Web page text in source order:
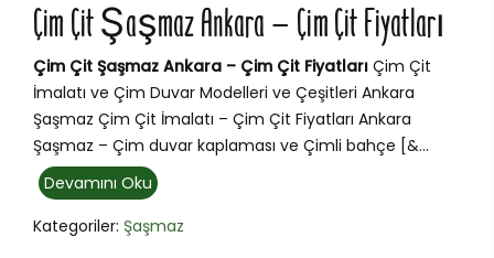
Çim Çit Şaşmaz Ankara – Çim Çit Fiyatları
Çim Çit Şaşmaz Ankara – Çim Çit Fiyatları Çim Çit
İmalatı ve Çim Duvar Modelleri ve Çeşitleri Ankara
Şaşmaz Çim Çit İmalatı – Çim Çit Fiyatları Ankara
Şaşmaz – Çim duvar kaplaması ve Çimli bahçe [&...
Devamını Oku
Kategoriler: Şaşmaz